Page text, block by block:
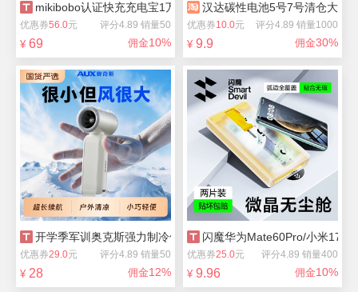
mikibobo认证快充充电宝1万毫安
优惠券56.0元 评分4.89 销量50
¥ 69 佣金10%
汉达碳性电池5号7号清仓大促
优惠券10.0元 评分4.89 销量1000
¥ 9.9 佣金30%
开学季军训奥克斯强力制冷便捷小风扇
优惠券29.0元 评分4.89 销量50
¥ 28 佣金12%
闪魔华为Mate60Pro/小米
优惠券25.0元 评分4.89 销量400
¥ 9.96 佣金10%